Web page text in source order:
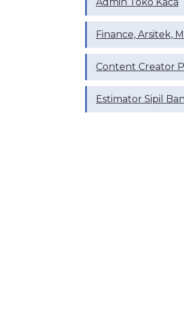
Finance, Arsitek,
Content Creator
Estimator Sipil